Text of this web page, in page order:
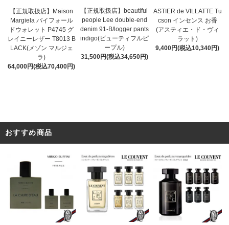
【正規取扱店】Maison
Margiela バイフォール
ドウォレット P4745 グ
レイニーレザー T8013 B
LACK(メゾン マルジェ
ラ)
64,000円(税込70,400円)
【正規取扱店】beautiful
people Lee double-end
denim 91-B/logger pants
indigo(ビューティフルピ
ープル)
31,500円(税込34,650円)
ASTIER de VILLATTE Tu
cson インセンス お香
(アスティエ・ド・ヴィ
ラット)
9,400円(税込10,340円)
おすすめ商品